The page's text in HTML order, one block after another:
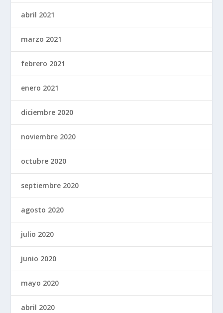
abril 2021
marzo 2021
febrero 2021
enero 2021
diciembre 2020
noviembre 2020
octubre 2020
septiembre 2020
agosto 2020
julio 2020
junio 2020
mayo 2020
abril 2020